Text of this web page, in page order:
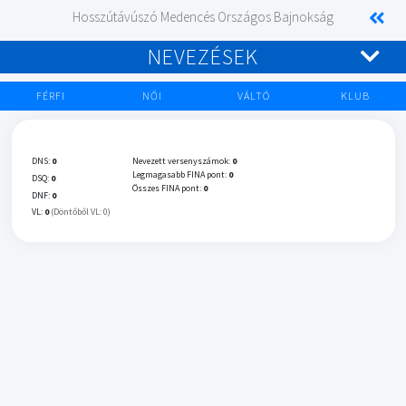
Hosszútávúszó Medencés Országos Bajnokság
NEVEZÉSEK
FÉRFI NŐI VÁLTÓ KLUB
DNS: 0
DSQ: 0
DNF: 0
VL: 0 (Döntőből VL: 0)
Nevezett versenyszámok: 0
Legmagasabb FINA pont: 0
Összes FINA pont: 0